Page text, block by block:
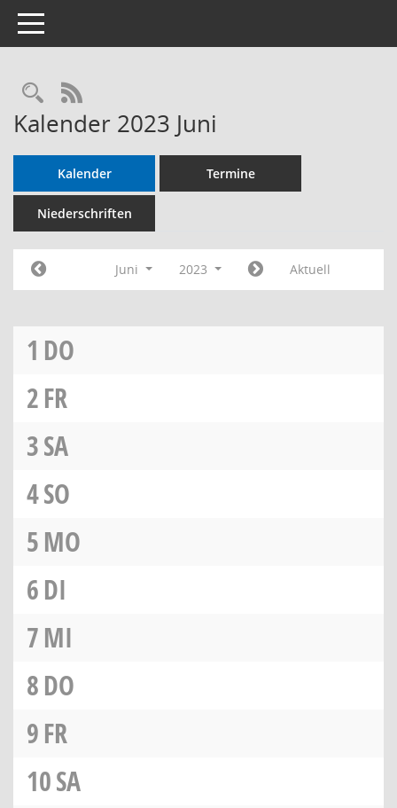
Toggle navigation
RSS-Feed
Kalender 2023 Juni
Kalender Termine
Niederschriften
Juni 2023 Aktuell
1 DO
2FR
3SA
4SO
5MO
6DI
7MI
8DO
9FR
10SA